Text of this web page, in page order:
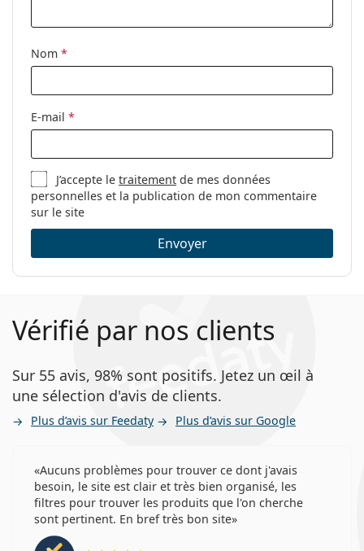
découvrir d'autres modèles de marques populaires.
Nom *
E-mail *
J’accepte letraitement de mes données
personnelles et la publication de mon commentaire
sur le site
Envoyer
Vérifié par nos clients
Sur 55 avis, 98% sont positifs. Jetez un œil à
une sélection d'avis de clients.
Plus d’avis sur Feedaty Plus d’avis sur Google
Aucuns problèmes pour trouver ce dont j'avais
besoin, le site est clair et très bien organisé, les
filtres pour trouver les produits que l'on cherche
sont pertinent. En bref très bon site